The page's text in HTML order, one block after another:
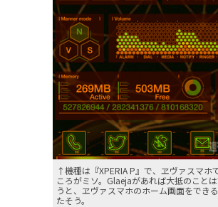
↑機種は『XPERIA P』で、ヱヴァスマホ
ころがミソ。Glaejaがあれば大抵のこと
うと、ヱヴァスマホのホーム画面をでき
たそう。